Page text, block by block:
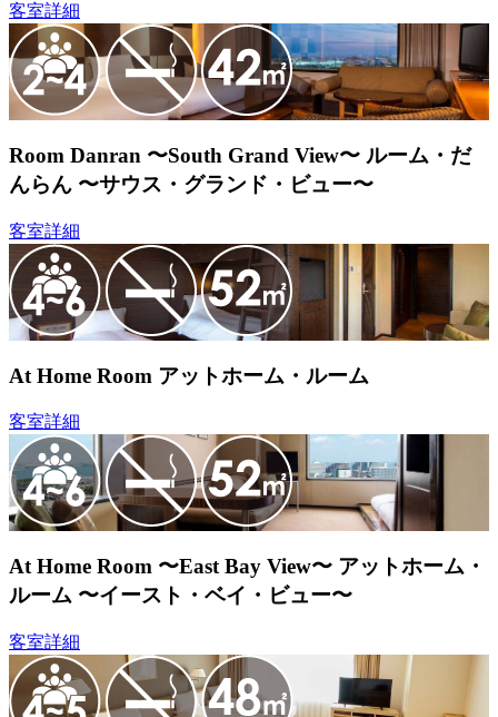
客室詳細
Room Danran 〜South Grand View〜 ルーム・だ
んらん 〜サウス・グランド・ビュー〜
客室詳細
At Home Room アットホーム・ルーム
客室詳細
At Home Room 〜East Bay View〜 アットホーム・
ルーム 〜イースト・ベイ・ビュー〜
客室詳細